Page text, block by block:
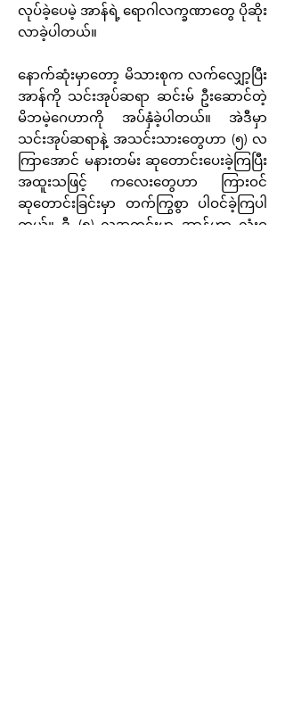
လုပ်ခဲ့ပေမဲ့ အာန်ရဲ့ ရောဂါလက္ခဏာတွေ ပိုဆိုး
လာခဲ့ပါတယ်။
နောက်ဆုံးမှာတော့ မိသားစုက လက်လျှော့ပြီး
အာန်ကို သင်းအုပ်ဆရာ ဆင်းမ် ဦးဆောင်တဲ့
မိဘမဲ့ဂေဟာကို အပ်နှံခဲ့ပါတယ်။ အဲဒီမှာ
သင်းအုပ်ဆရာနဲ့ အသင်းသားတွေဟာ (၅) လ
ကြာအောင် မနားတမ်း ဆုတောင်းပေးခဲ့ကြပြီး
အထူးသဖြင့် ကလေးတွေဟာ ကြားဝင်
ဆုတောင်းခြင်းမှာ တက်ကြွစွာ ပါဝင်ခဲ့ကြပါ
တယ်။ ဒီ (၅) လအတွင်းမှာ အာန်ဟာ လုံးဝ